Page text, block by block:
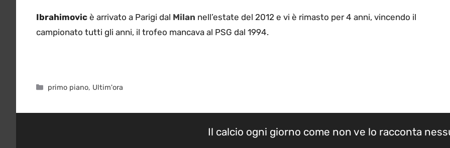
Ibrahimovic è arrivato a Parigi dal Milan nell’estate del 2012 e vi è rimasto per 4 anni, vincendo il
campionato tutti gli anni, il trofeo mancava al PSG dal 1994.
Categorie
primo piano, Ultim'ora
Il calcio ogni giorno come non ve lo racconta